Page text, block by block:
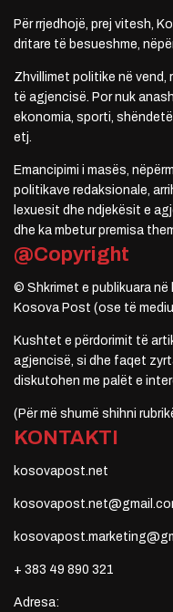
Për rrjedhojë, prej vitesh,
dritare të besueshme,
Zhvillimet politike në vend,
të agjencisë. Por nuk
ekonomia, sporti,
etj.
Emancipimi i masës,
politikave redaksionale,
lexuesit dhe ndjekësit e
dhe ka mbetur premisa
@Copyright
© Shkrimet e publikuara
Kosova Post (ose të
Kushtet e përdorimit të
agjencisë, si dhe faqet
diskutohen me palët e
(Për më shumë shihni
KONTAKTI
kosovapost.net
+ 383 49 890 321
Adresa: